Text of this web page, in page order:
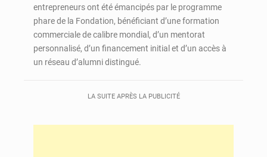
entrepreneurs ont été émancipés par le programme
phare de la Fondation, bénéficiant d’une formation
commerciale de calibre mondial, d’un mentorat
personnalisé, d’un financement initial et d’un accès à
un réseau d’alumni distingué.
LA SUITE APRÈS LA PUBLICITÉ